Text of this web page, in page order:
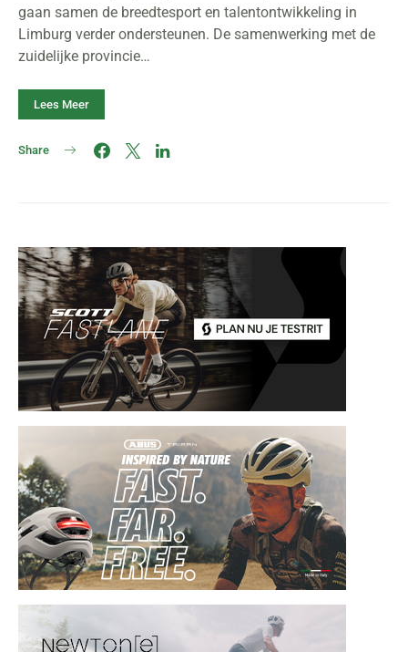
gaan samen de breedtesport en talentontwikkeling in
Limburg verder ondersteunen. De samenwerking met de
zuidelijke provincie…
Lees Meer
Share